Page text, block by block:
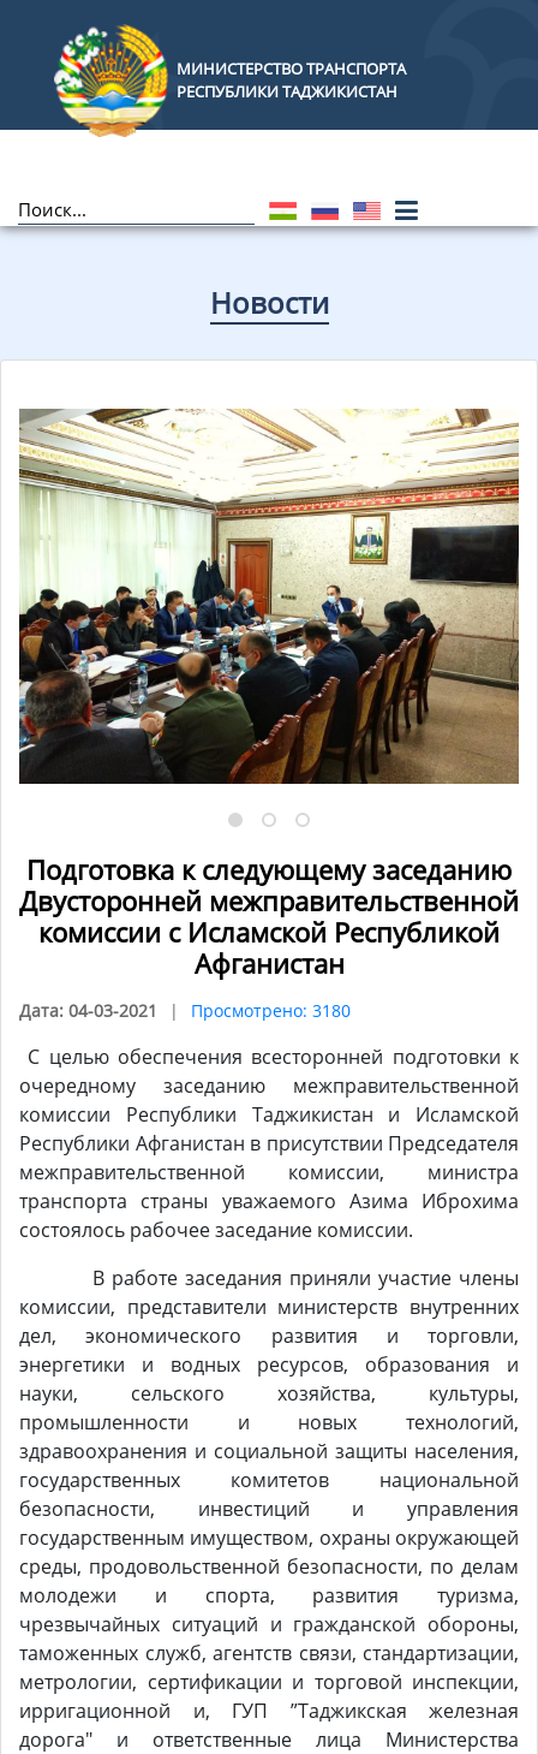
МИНИСТЕРСТВО ТРАНСПОРТА
РЕСПУБЛИКИ ТАДЖИКИСТАН
Новости
Подготовка к следующему заседанию
Двусторонней межправительственной
комиссии с Исламской Республикой
Афганистан
Дата: 04-03-2021 Просмотрено: 3180
С целью обеспечения всесторонней подготовки к
очередному заседанию межправительственной
комиссии Республики Таджикистан и Исламской
Республики Афганистан в присутствии Председателя
межправительственной комиссии, министра
транспорта страны уважаемого Азима Иброхима
состоялось рабочее заседание комиссии.
В работе заседания приняли участие члены
комиссии, представители министерств внутренних
дел, экономического развития и торговли,
энергетики и водных ресурсов, образования и
науки, сельского хозяйства, культуры,
промышленности и новых технологий,
здравоохранения и социальной защиты населения,
государственных комитетов национальной
безопасности, инвестиций и управления
государственным имуществом, охраны окружающей
среды, продовольственной безопасности, по делам
молодежи и спорта, развития туризма,
чрезвычайных ситуаций и гражданской обороны,
таможенных служб, агентств связи, стандартизации,
метрологии, сертификации и торговой инспекции,
ирригационной и, ГУП ”Таджикская железная
дорога" и ответственные лица Министерства